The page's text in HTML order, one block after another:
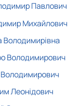
Павлович
Михайлович
Володимирівна
Володимирович
Леонідович